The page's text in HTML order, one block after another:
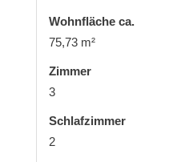
Wohnfläche ca.
75,73 m²
Zimmer
3
Schlafzimmer
2